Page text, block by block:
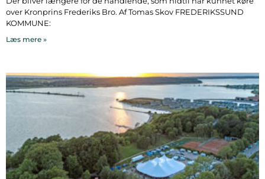
over Kronprins Frederiks Bro. Af Tomas Skov FREDERIKSSUND
KOMMUNE:
Læs mere »